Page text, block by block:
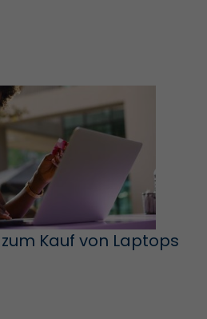
Kauf von Laptops